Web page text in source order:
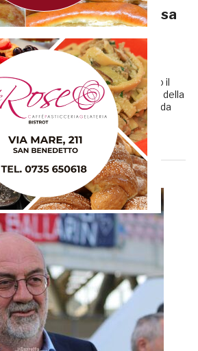
creando qualcosa
mi sento a casa»
2025 Riccardo Mancini
RUGGIRE ANCOR DI PIU’ Dopo il
domenica scorsa sul campo della
è iniziata la preparazione alla sfida
La compagine […]